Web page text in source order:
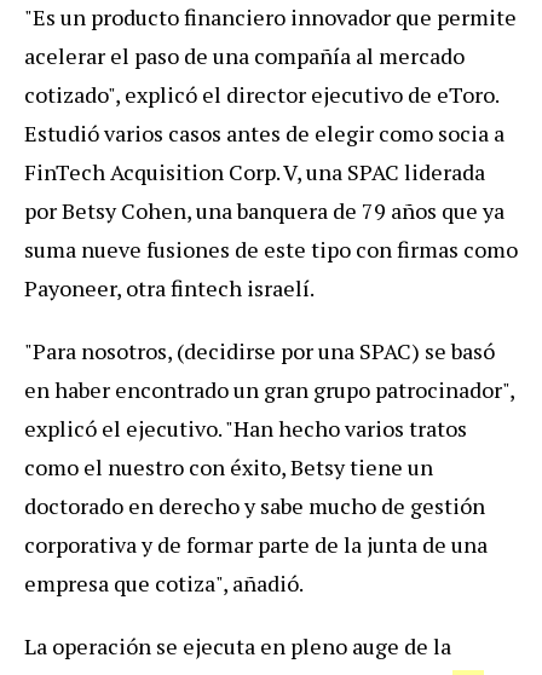
"Es un producto financiero innovador que permite
acelerar el paso de una compañía al mercado
cotizado", explicó el director ejecutivo de eToro.
Estudió varios casos antes de elegir como socia a
FinTech Acquisition Corp. V, una SPAC liderada
por Betsy Cohen, una banquera de 79 años que ya
suma nueve fusiones de este tipo con firmas como
Payoneer, otra fintech israelí.
"Para nosotros, (decidirse por una SPAC) se basó
en haber encontrado un gran grupo patrocinador",
explicó el ejecutivo. "Han hecho varios tratos
como el nuestro con éxito, Betsy tiene un
doctorado en derecho y sabe mucho de gestión
corporativa y de formar parte de la junta de una
empresa que cotiza", añadió.
La operación se ejecuta en pleno auge de la